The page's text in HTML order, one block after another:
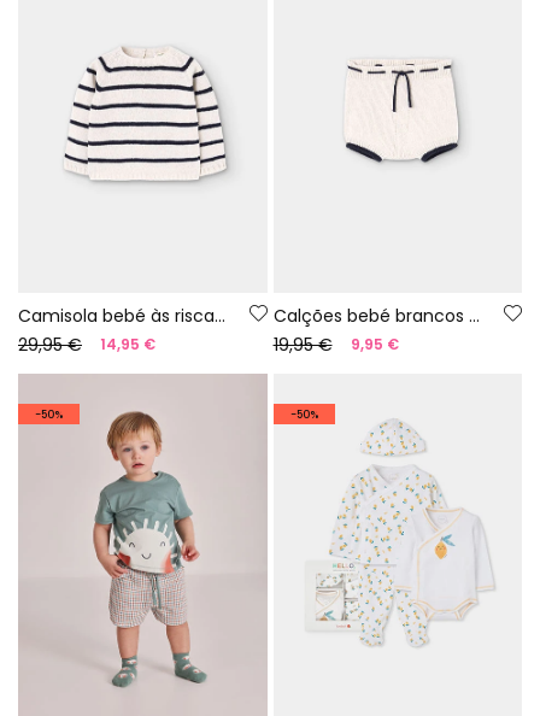
Camisola bebé às riscas fio 100% reciclado | Limited Edition
29,95 €
14,95 €
Calções bebé brancos em malha fio 100% reciclado | Limited Edition
19,95 €
9,95 €
-50% -50%